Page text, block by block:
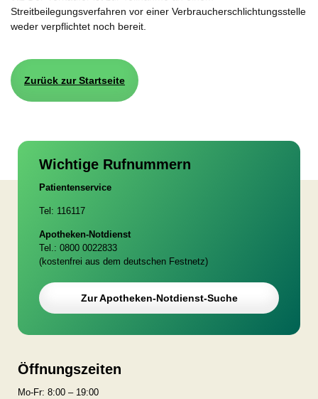
Streitbeilegungsverfahren vor einer Verbraucherschlichtungsstelle
weder verpflichtet noch bereit.
Zurück zur Startseite
Wichtige Rufnummern
Patientenservice
Tel: 116117
Apotheken-Notdienst
Tel.: 0800 0022833
(kostenfrei aus dem deutschen Festnetz)
Zur Apotheken-Notdienst-Suche
Öffnungszeiten
Mo-Fr: 8:00 – 19:00